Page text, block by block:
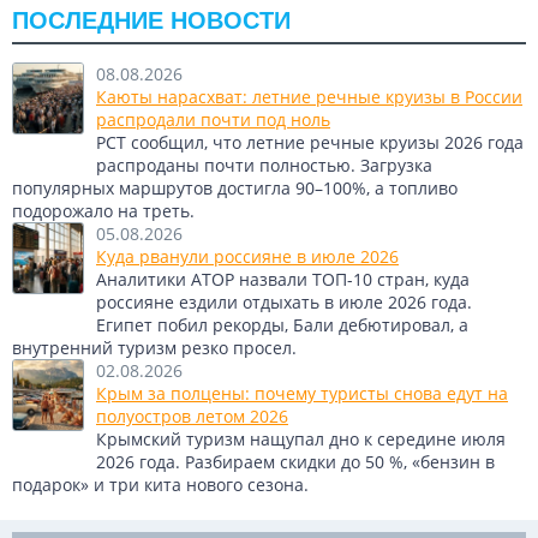
ПОСЛЕДНИЕ НОВОСТИ
08.08.2026
Каюты нарасхват: летние речные круизы в России
распродали почти под ноль
РСТ сообщил, что летние речные круизы 2026 года
распроданы почти полностью. Загрузка
популярных маршрутов достигла 90–100%, а топливо
подорожало на треть.
05.08.2026
Куда рванули россияне в июле 2026
Аналитики АТОР назвали ТОП-10 стран, куда
россияне ездили отдыхать в июле 2026 года.
Египет побил рекорды, Бали дебютировал, а
внутренний туризм резко просел.
02.08.2026
Крым за полцены: почему туристы снова едут на
полуостров летом 2026
Крымский туризм нащупал дно к середине июля
2026 года. Разбираем скидки до 50 %, «бензин в
подарок» и три кита нового сезона.